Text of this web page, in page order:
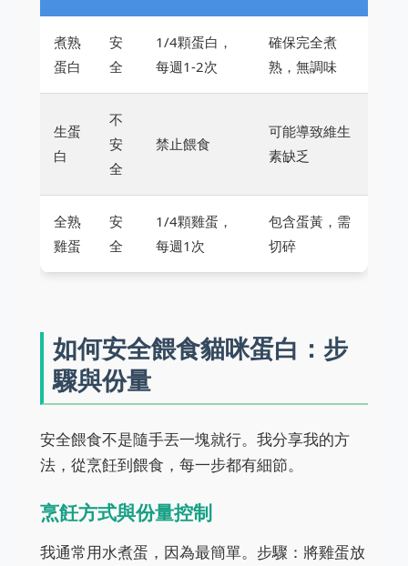
煮熟
蛋白
安
全
1/4顆蛋白，
每週1-2次
確保完全煮
熟，無調味
生蛋
白
不
安
全
禁止餵食
可能導致維生
素缺乏
全熟
雞蛋
安
全
1/4顆雞蛋，
每週1次
包含蛋黃，需
切碎
如何安全餵食貓咪蛋白：步
驟與份量
安全餵食不是隨手丟一塊就行。我分享我的方
法，從烹飪到餵食，每一步都有細節。
烹飪方式與份量控制
我通常用水煮蛋，因為最簡單。步驟：將雞蛋放